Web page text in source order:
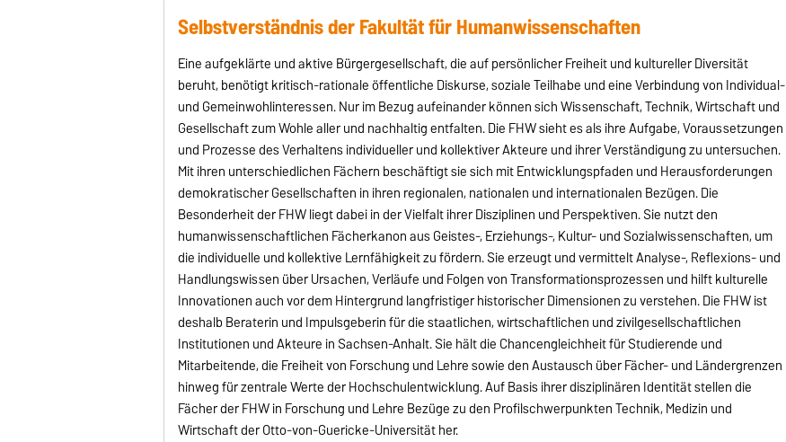
Selbstverständnis der Fakultät für Humanwissenschaften
Eine aufgeklärte und aktive Bürgergesellschaft, die auf persönlicher Freiheit und kultureller Diversität
beruht, benötigt kritisch-rationale öffentliche Diskurse, soziale Teilhabe und eine Verbindung von Individual-
und Gemeinwohlinteressen. Nur im Bezug aufeinander können sich Wissenschaft, Technik, Wirtschaft und
Gesellschaft zum Wohle aller und nachhaltig entfalten. Die FHW sieht es als ihre Aufgabe, Voraussetzungen
und Prozesse des Verhaltens individueller und kollektiver Akteure und ihrer Verständigung zu untersuchen.
Mit ihren unterschiedlichen Fächern beschäftigt sie sich mit Entwicklungspfaden und Herausforderungen
demokratischer Gesellschaften in ihren regionalen, nationalen und internationalen Bezügen. Die
Besonderheit der FHW liegt dabei in der Vielfalt ihrer Disziplinen und Perspektiven. Sie nutzt den
humanwissenschaftlichen Fächerkanon aus Geistes-, Erziehungs-, Kultur- und Sozialwissenschaften, um
die individuelle und kollektive Lernfähigkeit zu fördern. Sie erzeugt und vermittelt Analyse-, Reflexions- und
Handlungswissen über Ursachen, Verläufe und Folgen von Transformationsprozessen und hilft kulturelle
Innovationen auch vor dem Hintergrund langfristiger historischer Dimensionen zu verstehen. Die FHW ist
deshalb Beraterin und Impulsgeberin für die staatlichen, wirtschaftlichen und zivilgesellschaftlichen
Institutionen und Akteure in Sachsen-Anhalt. Sie hält die Chancengleichheit für Studierende und
Mitarbeitende, die Freiheit von Forschung und Lehre sowie den Austausch über Fächer- und Ländergrenzen
hinweg für zentrale Werte der Hochschulentwicklung. Auf Basis ihrer disziplinären Identität stellen die
Fächer der FHW in Forschung und Lehre Bezüge zu den Profilschwerpunkten Technik, Medizin und
Wirtschaft der Otto-von-Guericke-Universität her.